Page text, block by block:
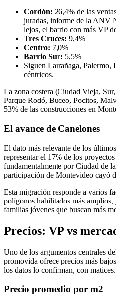
Cordón: 26,4% de las
juradas, informe de la ANV
lejos, el barrio con más VP
Tres Cruces: 9,4%
Centro: 7,0%
Barrio Sur: 5,5%
Siguen Larrañaga, Palermo,
céntricos.
La zona costera (Ciudad Vieja,
Parque Rodó, Buceo, Pocitos,
53% de las construcciones en
El avance de Canelones
El dato más relevante de los
representar el 17% de los
fundamentalmente por Ciudad de
participación de Montevideo cayó
Esta migración responde a varios
polígonos habilitados más amplios,
familias jóvenes que buscan más
Precios: VP vs
Uno de los argumentos centrales
promovida ofrece precios más
los datos lo confirman, con matices.
Precio promedio por m2